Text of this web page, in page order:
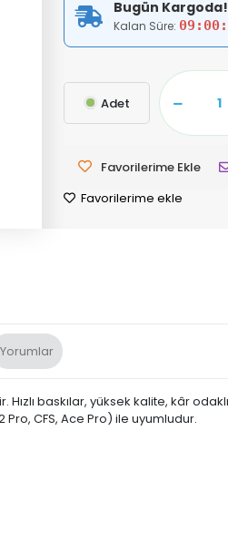
Bugün Kargoda!
Kalan Süre:
Adet
Favorilerime Ekle
Favorilerime ekle
Yorumlar
baskılar, yüksek kalite, kâr
CFS, Ace Pro) ile uyumludur.